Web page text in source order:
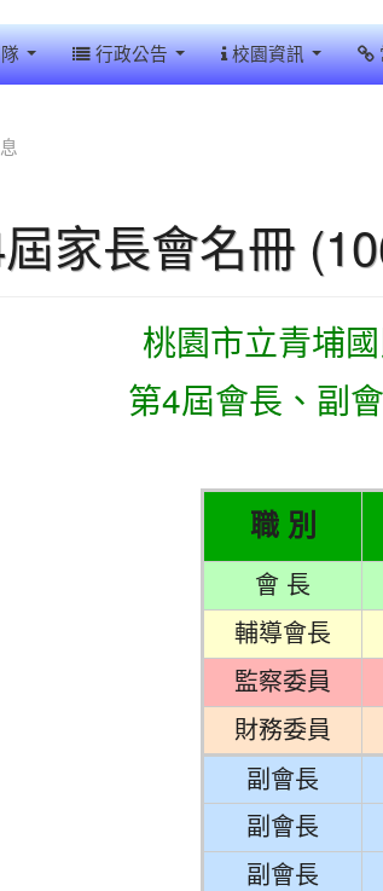
隊 行政公告 校園資訊
家長會名冊
桃園市立青埔
第4屆會長、副
職 別
會 長
輔導會長
監察委員
財務委員
副會長
副會長
副會長